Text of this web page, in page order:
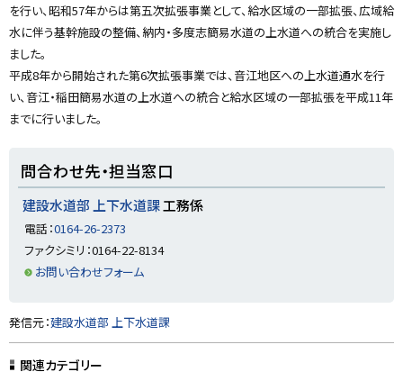
を行い、昭和57年からは第五次拡張事業として、給水区域の一部拡張、広域給
水に伴う基幹施設の整備、納内・多度志簡易水道の上水道への統合を実施し
ました。
平成8年から開始された第6次拡張事業では、音江地区への上水道通水を行
い、音江・稲田簡易水道の上水道への統合と給水区域の一部拡張を平成11年
までに行いました。
問合わせ先・担当窓口
建設水道部 上下水道課工務係
電話：0164-26-2373
ファクシミリ：0164-22-8134
お問い合わせフォーム
ト
ッ
プ
発信元：建設水道部 上下水道課
関連カテゴリー